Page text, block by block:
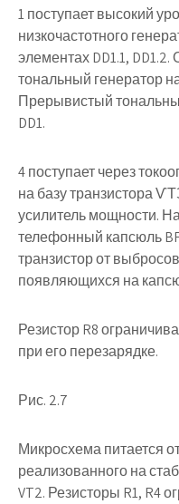
1 поступает высокий
низкочастотного
элементах DD1.1,
тональный генератор
Прерывистый
DD1.
4 поступает через
на базу транзистора
усилитель мощности.
телефонный капсюль
транзистор от
появляющихся на
Резистор R8
при его перезарядке.
Рис. 2.7
Микросхема питается
реализованного на
VT2. Резисторы R1, R4